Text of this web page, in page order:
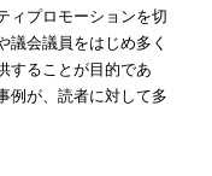
ィプロモーションを切
議会議員をはじめ多く
することが目的であ
例が、読者に対して多